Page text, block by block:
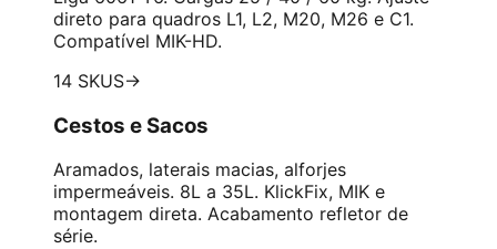
direto para quadros L1, L2, M20, M26 e C1.
Compatível MIK-HD.
14 SKUS→
Cestos e Sacos
Aramados, laterais macias, alforjes
impermeáveis. 8L a 35L. KlickFix, MIK e
montagem direta. Acabamento refletor de
série.